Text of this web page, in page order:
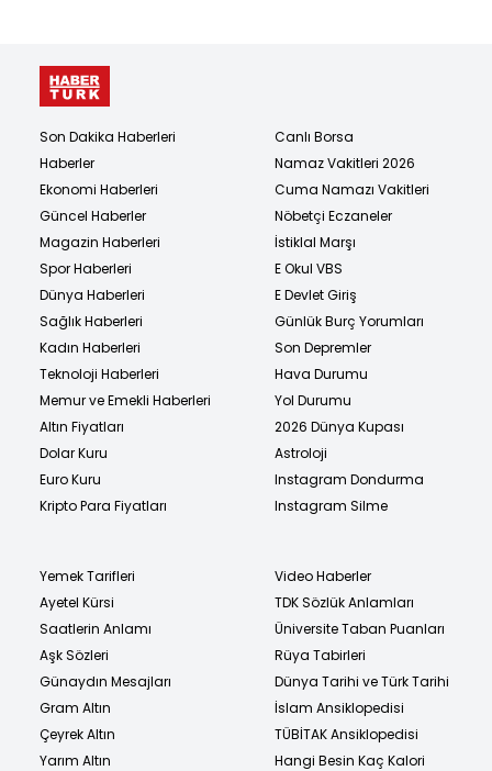
Son Dakika Haberleri
Haberler
Ekonomi Haberleri
Güncel Haberler
Magazin Haberleri
Spor Haberleri
Dünya Haberleri
Sağlık Haberleri
Kadın Haberleri
Teknoloji Haberleri
Memur ve Emekli Haberleri
Altın Fiyatları
Dolar Kuru
Euro Kuru
Kripto Para Fiyatları
Canlı Borsa
Namaz Vakitleri 2026
Cuma Namazı Vakitleri
Nöbetçi Eczaneler
İstiklal Marşı
E Okul VBS
E Devlet Giriş
Günlük Burç Yorumları
Son Depremler
Hava Durumu
Yol Durumu
2026 Dünya Kupası
Astroloji
Instagram Dondurma
Instagram Silme
Yemek Tarifleri
Ayetel Kürsi
Saatlerin Anlamı
Aşk Sözleri
Günaydın Mesajları
Gram Altın
Çeyrek Altın
Yarım Altın
Video Haberler
TDK Sözlük Anlamları
Üniversite Taban Puanları
Rüya Tabirleri
Dünya Tarihi ve Türk Tarihi
İslam Ansiklopedisi
TÜBİTAK Ansiklopedisi
Hangi Besin Kaç Kalori